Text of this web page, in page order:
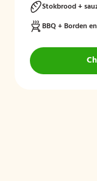
Stokbrood +
BBQ + Borden